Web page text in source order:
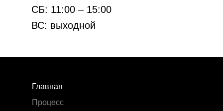
СБ: 11:00 – 15:00
ВС: выходной
Главная
Процесс